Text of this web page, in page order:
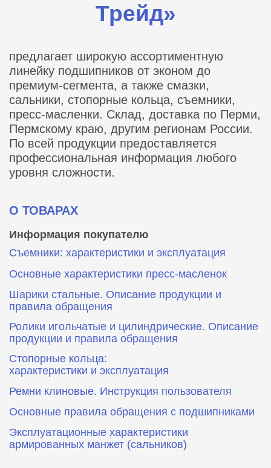
Трейд»
предлагает широкую ассортиментную
линейку подшипников от эконом до
премиум-сегмента, а также смазки,
сальники, стопорные кольца, съемники,
пресс-масленки. Склад, доставка по Перми,
Пермскому краю, другим регионам России.
По всей продукции предоставляется
профессиональная информация любого
уровня сложности.
О ТОВАРАХ
Информация покупателю
Съемники: характеристики и эксплуатация
Основные характеристики пресс‑масленок
Шарики стальные. Описание продукции и
правила обращения
Ролики игольчатые и цилиндрические. Описание
продукции и правила обращения
Стопорные кольца:
характеристики и эксплуатация
Ремни клиновые. Инструкция пользователя
Основные правила обращения с подшипниками
Эксплуатационные характеристики
армированных манжет (сальников)